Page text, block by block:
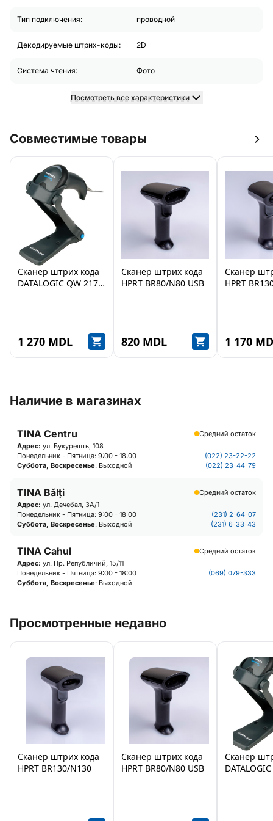
Тип подключения: проводной
Декодируемые штрих-коды: 2D
Система чтения: Фото
Посмотреть все характеристики
Совместимые товары
Сканер штрих кода
DATALOGIC QW 2170
1 270 MDL
Сканер штрих кода
HPRT BR80/N80 USB
820 MDL
Сканер
HPRT
1 170
Наличие в магазинах
TINA Centru
Средний остаток
Адрес: ул. Букурешть, 108
Понедельник - Пятница: 9:00 - 18:00
Суббота, Воскресенье: Выходной
(022) 23-22-22
(022) 23-44-79
TINA Bălți
Средний остаток
Адрес: ул. Дечебал, 3А/1
Понедельник - Пятница: 9:00 - 18:00
Суббота, Воскресенье: Выходной
(231) 2-64-07
(231) 6-33-43
TINA Cahul
Средний остаток
Адрес: ул. Пр. Републичий, 15/11
Понедельник - Пятница: 9:00 - 18:00
Суббота, Воскресенье: Выходной
(069) 079-333
Просмотренные недавно
Сканер штрих кода
HPRT BR130/N130
Сканер штрих кода
HPRT BR80/N80 USB
Сканер